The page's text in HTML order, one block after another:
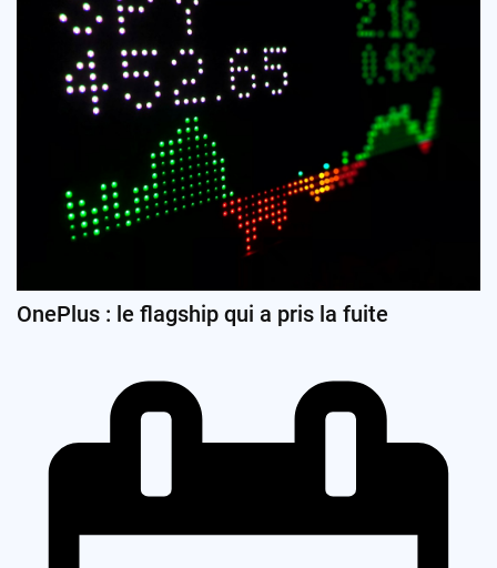
OnePlus : le flagship qui a pris la fuite